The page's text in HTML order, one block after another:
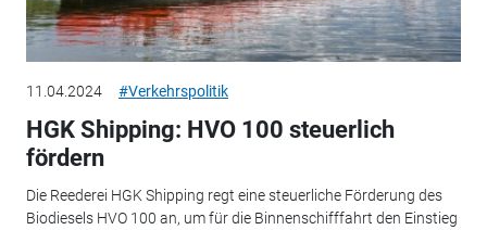
11.04.2024 #Verkehrspolitik
HGK Shipping: HVO 100 steuerlich
fördern
Die Reederei HGK Shipping regt eine steuerliche Förderung des
Biodiesels HVO 100 an, um für die Binnenschifffahrt den Einstieg